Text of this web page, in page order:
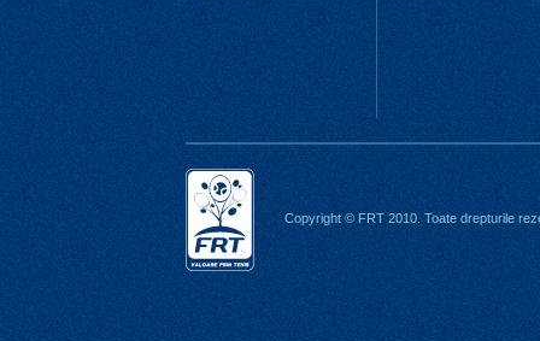
Copyright © FRT 2010. Toate drepturile